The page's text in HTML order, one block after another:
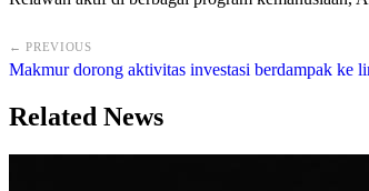
← PREVIOUS
Makmur dorong aktivitas investasi berdampak ke
Related News